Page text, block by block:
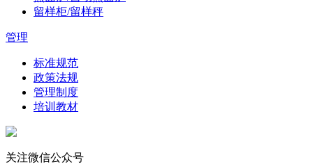
留样柜/留样秤
管理
标准规范
政策法规
管理制度
培训教材
关注微信公众号